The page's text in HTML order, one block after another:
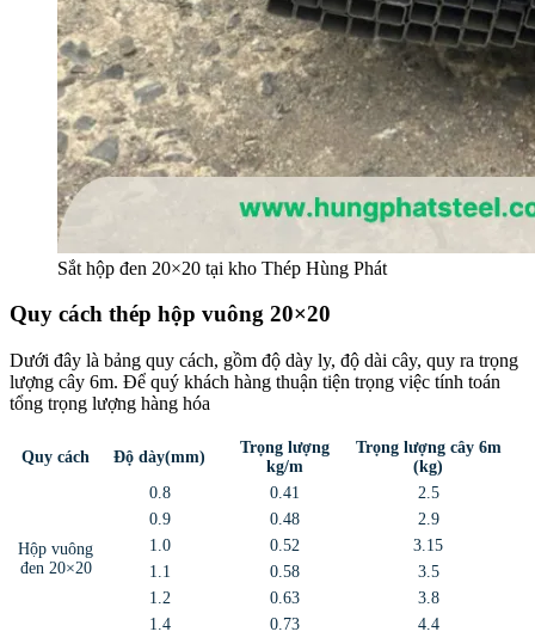
Sắt hộp đen 20×20 tại kho Thép Hùng Phát
Quy cách thép hộp vuông 20×20
Dưới đây là bảng quy cách, gồm độ dày ly, độ dài cây, quy ra trọng
lượng cây 6m. Để quý khách hàng thuận tiện trọng việc tính toán
tổng trọng lượng hàng hóa
Quy cách Độ dày(mm)
Trọng lượng
kg/m
Trọng lượng cây 6m
(kg)
Hộp vuông
đen 20×20
0.8 0.41
2.5
0.9
0.48
2.9
1.0
0.52
3.15
1.1
0.58
3.5
1.2
0.63
3.8
1.4
0.73 4.4